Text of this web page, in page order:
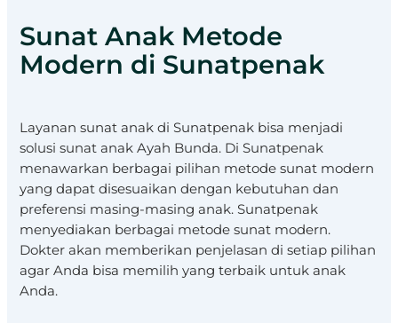
Sunat Anak Metode
Modern di Sunatpenak
Layanan sunat anak di Sunatpenak bisa menjadi
solusi sunat anak Ayah Bunda. Di Sunatpenak
menawarkan berbagai pilihan metode sunat modern
yang dapat disesuaikan dengan kebutuhan dan
preferensi masing-masing anak. Sunatpenak
menyediakan berbagai metode sunat modern.
Dokter akan memberikan penjelasan di setiap pilihan
agar Anda bisa memilih yang terbaik untuk anak
Anda.